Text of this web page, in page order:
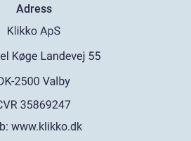
Adress
www.klikko.dk